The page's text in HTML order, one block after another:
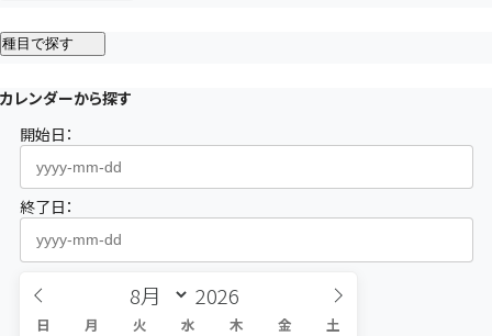
種目で探す
カレンダーから探す
開始日：
終了日：
日 月 火 水 木 金 土